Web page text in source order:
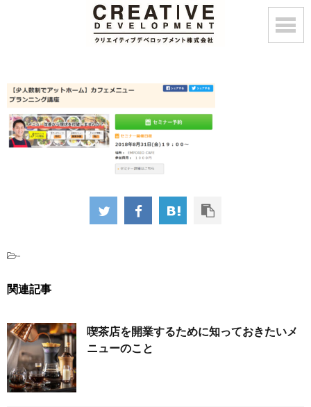
-
関連記事
喫茶店を開業するために知っておきたいメ
ニューのこと